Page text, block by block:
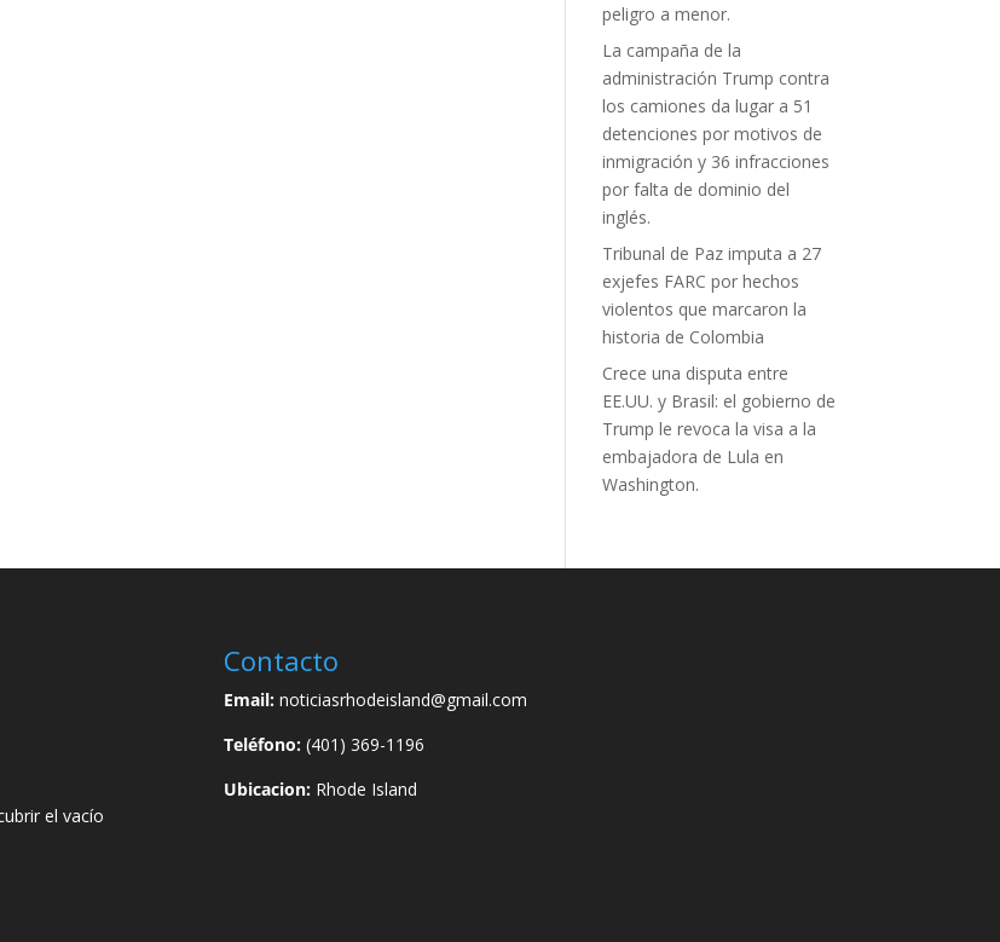
peligro a menor.
La campaña de la
administración Trump contra
los camiones da lugar a 51
detenciones por motivos de
inmigración y 36 infracciones
por falta de dominio del
inglés.
Tribunal de Paz imputa a 27
exjefes FARC por hechos
violentos que marcaron la
historia de Colombia
Crece una disputa entre
EE.UU. y Brasil: el gobierno de
Trump le revoca la visa a la
embajadora de Lula en
Washington.
el vacío
Contacto
Email:noticiasrhodeisland@gmail.com
Teléfono:(401) 369-1196
Ubicacion:Rhode Island